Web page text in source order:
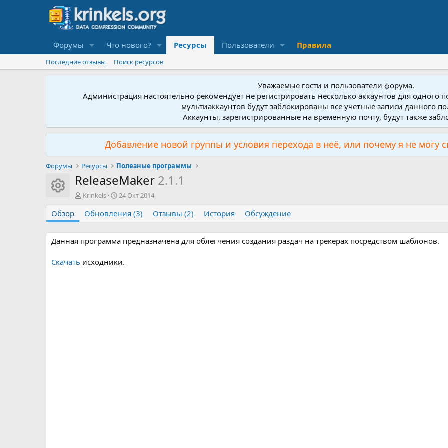
Форумы Что нового? Ресурсы Пользователи Правила
Последние отзывы Поиск ресурсов
Уважаемые гости и пользователи форума.
Администрация настоятельно рекомендует не регистрировать несколько аккаунтов для
мультиаккаунтов будут заблокированы все учетные записи данного
Аккаунты, зарегистрированные на временную почту, будут также
Добавление новой группы и условия перехода в неё, или почему я не могу
Форумы Ресурсы Полезные программы
Иконка ресурса
ReleaseMaker 2.1.1
А
т
о
р
Krinkels
Д
т
а
с
о
а
24 Окт 2014
Обзор Обновления (3) Отзывы (2) История Обсуждение
Данная программа предназначена для облегчения создания раздач на трекерах посредством шаблонов.
Скачать исходники.